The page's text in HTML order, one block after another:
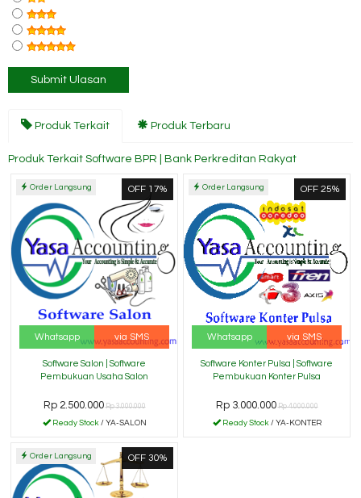
Produk Terkait Produk Terbaru
Produk Terkait Software BPR | Bank Perkreditan Rakyat
OFF 17%
Order Langsung
Whatsapp via SMS
Software Salon | Software
Pembukuan Usaha Salon
Rp 2.500.000 Rp 3.000.000
Ready Stock / YA-SALON
OFF 25%
Order Langsung
Whatsapp via SMS
Software Konter Pulsa | Software
Pembukuan Konter Pulsa
Rp 3.000.000 Rp 4.000.000
Ready Stock / YA-KONTER
OFF 30%
Order Langsung